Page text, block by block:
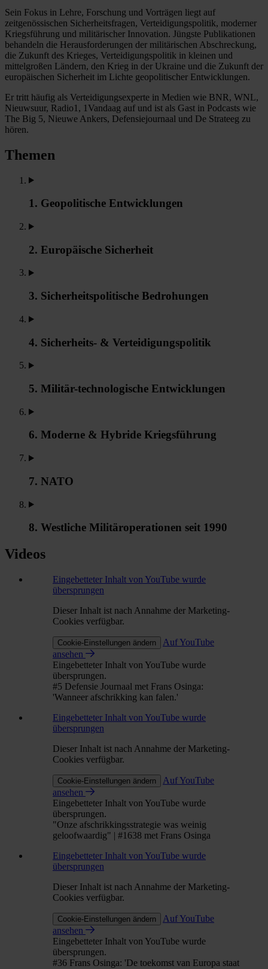
Sein Fokus in Lehre, Forschung und Vorträgen liegt auf
zeitgenössischen Sicherheitsfragen, Verteidigungspolitik, moderner
Kriegsführung und militärischer Innovation. Jüngste Publikationen
behandeln die Herausforderungen der militärischen Abschreckung,
die Zukunft des Krieges, Verteidigungspolitik in kleinen und
mittelgroßen Ländern, den Krieg in der Ukraine und die Zukunft der
europäischen Sicherheit im Lichte geopolitischer Entwicklungen.
Er tritt häufig als Verteidigungsexperte in Medien wie BNR, WNL,
Nieuwsuur, Radio1, 1Vandaag auf und ist als Gast in Podcasts wie
The Big 5, Nieuwe Ankers, Defensiejournaal und De Strateeg zu
hören.
Themen
1. Geopolitische Entwicklungen
2. Europäische Sicherheit
3. Sicherheitspolitische Bedrohungen
4. Sicherheits- & Verteidigungspolitik
5. Militär-technologische Entwicklungen
6. Moderne & Hybride Kriegsführung
7. NATO
8. Westliche Militäroperationen seit 1990
Videos
Eingebetteter Inhalt von YouTube wurde
übersprungen
Dieser Inhalt ist nach Annahme der Marketing-
Cookies verfügbar.
Cookie-Einstellungen ändern
Auf YouTube
ansehen
Eingebetteter Inhalt von YouTube wurde
übersprungen.
#5 Defensie Journaal met Frans Osinga:
'Wanneer afschrikking kan falen.'
Eingebetteter Inhalt von YouTube wurde
übersprungen
Dieser Inhalt ist nach Annahme der Marketing-
Cookies verfügbar.
Cookie-Einstellungen ändern
Auf YouTube
ansehen
Eingebetteter Inhalt von YouTube wurde
übersprungen.
"Onze afschrikkingsstrategie was weinig
geloofwaardig" | #1638 met Frans Osinga
Eingebetteter Inhalt von YouTube wurde
übersprungen
Dieser Inhalt ist nach Annahme der Marketing-
Cookies verfügbar.
Cookie-Einstellungen ändern
Auf YouTube
ansehen
Eingebetteter Inhalt von YouTube wurde
übersprungen.
#36 Frans Osinga: 'De toekomst van Europa staat